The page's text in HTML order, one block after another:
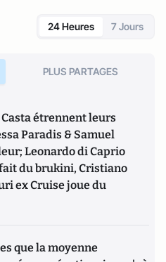
24 Heures 7 Jours
PLUS PARTAGES
étrennent leurs
Paradis & Samuel
Leonardo di Caprio
du brukini, Cristiano
ex Cruise joue du
que la moyenne